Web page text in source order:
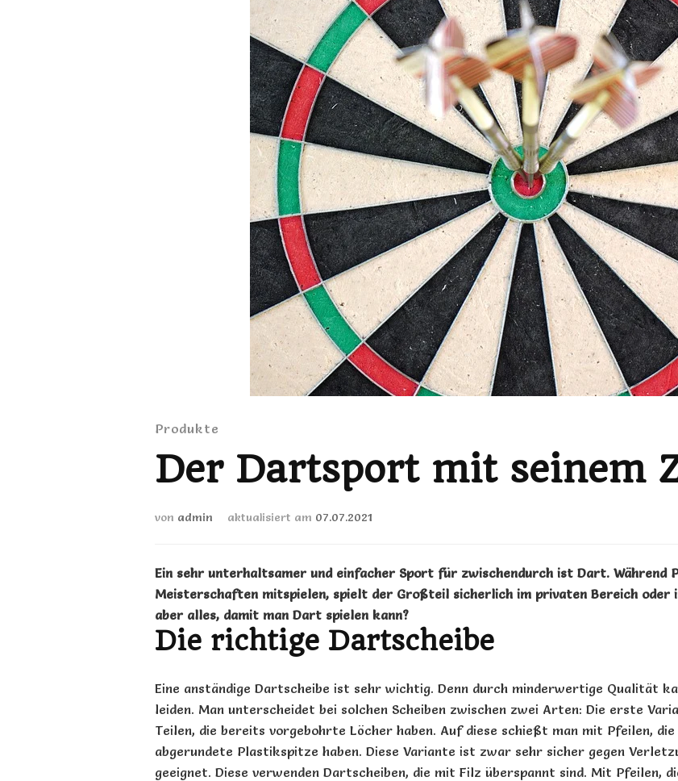
Produkte
Der Dartsport mit seinem
von admin aktualisiert am 07.07.2021
Ein sehr unterhaltsamer und einfacher Sport für zwischendurch ist Dart. Während
Meisterschaften mitspielen, spielt der Großteil sicherlich im privaten Bereich oder
aber alles, damit man Dart spielen kann?
Die richtige Dartscheibe
Eine anständige Dartscheibe ist sehr wichtig. Denn durch minderwertige Qualität
leiden. Man unterscheidet bei solchen Scheiben zwischen zwei Arten: Die erste
Teilen, die bereits vorgebohrte Löcher haben. Auf diese schießt man mit Pfeilen, die
abgerundete Plastikspitze haben. Diese Variante ist zwar sehr sicher gegen
geeignet. Diese verwenden Dartscheiben, die mit Filz überspannt sind. Mit Pfeilen,